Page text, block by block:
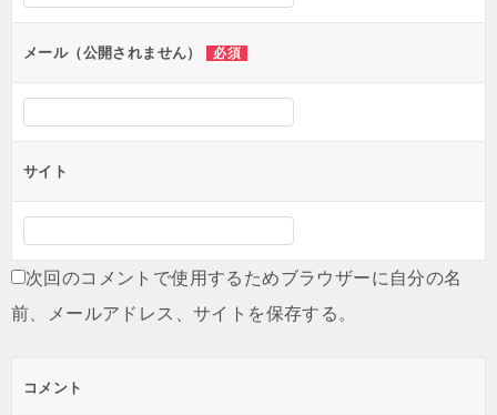
メール（公開されません） 必須
サイト
次回のコメントで使用するためブラウザーに自分の名
前、メールアドレス、サイトを保存する。
コメント